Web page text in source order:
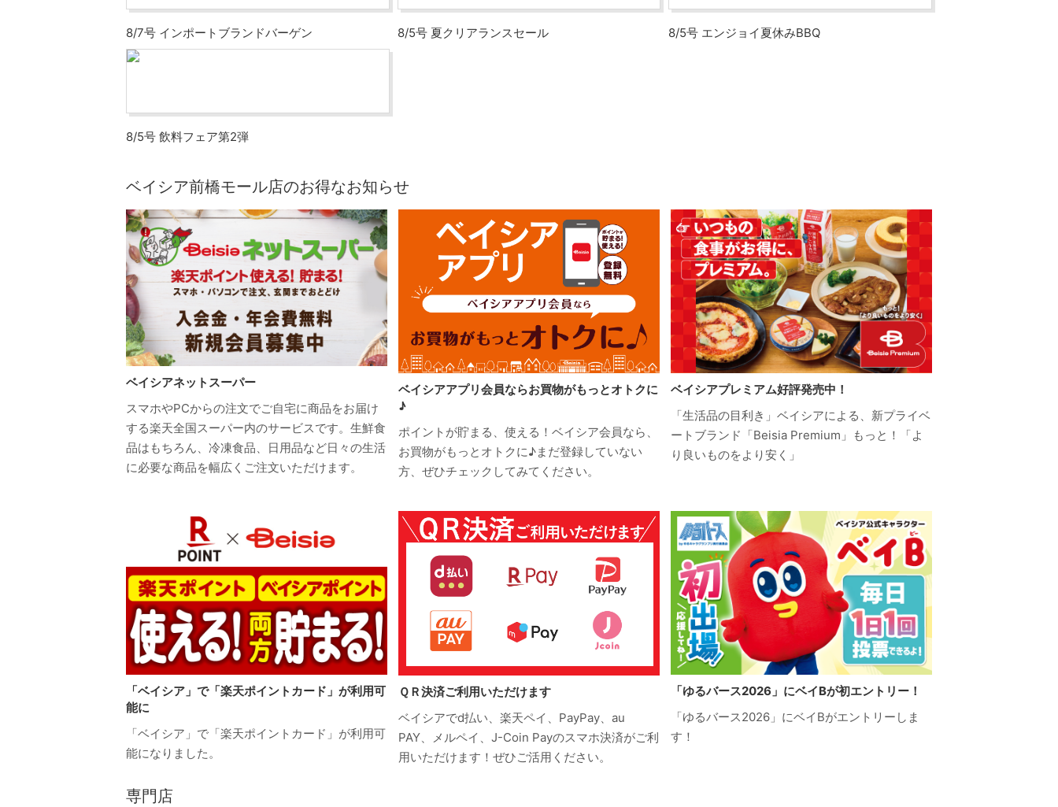
8/7号 インポートブランドバーゲン 8/5号 夏クリアランスセール 8/5号 エンジョイ夏休みBBQ
8/5号 飲料フェア第2弾
ベイシア前橋モール店のお得なお知らせ
ベイシアネットスーパー
スマホやPCからの注文でご自宅に商品をお届け
する楽天全国スーパー内のサービスです。生鮮食
品はもちろん、冷凍食品、日用品など日々の生活
に必要な商品を幅広くご注文いただけます。
ベイシアアプリ会員ならお買物がもっとオトクに
♪
ポイントが貯まる、使える！ベイシア会員なら、
お買物がもっとオトクに♪まだ登録していない
方、ぜひチェックしてみてください。
ベイシアプレミアム好評発売中！
「生活品の目利き」ベイシアによる、新プライベ
ートブランド「Beisia Premium」もっと！「よ
り良いものをより安く」
「ベイシア」で「楽天ポイントカード」が利用可
能に
「ベイシア」で「楽天ポイントカード」が利用可
能になりました。
ＱＲ決済ご利用いただけます
ベイシアでd払い、楽天ペイ、PayPay、au
PAY、メルペイ、J-Coin Payのスマホ決済がご利
用いただけます！ぜひご活用ください。
「ゆるバース2026」にベイBが初エントリー！
「ゆるバース2026」にベイBがエントリーしま
す！
専門店